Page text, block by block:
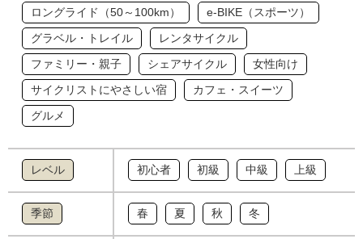
ロングライド（50～100km）
e-BIKE（スポーツ）
グラベル・トレイル
レンタサイクル
ファミリー・親子
シェアサイクル
女性向け
サイクリストにやさしい宿
カフェ・スイーツ
グルメ
レベル 初心者 初級 中級 上級
季節 春 夏 秋 冬